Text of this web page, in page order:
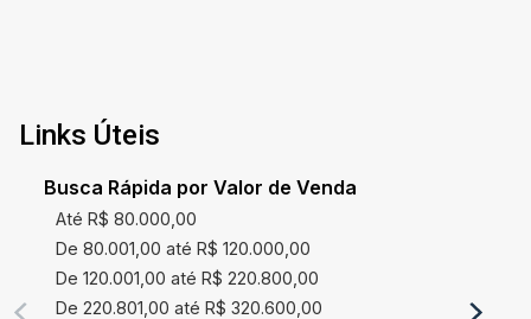
Links Úteis
Busca Rápida por Valor de Venda
Até R$ 80.000,00
De 80.001,00 até R$ 120.000,00
De 120.001,00 até R$ 220.800,00
De 220.801,00 até R$ 320.600,00